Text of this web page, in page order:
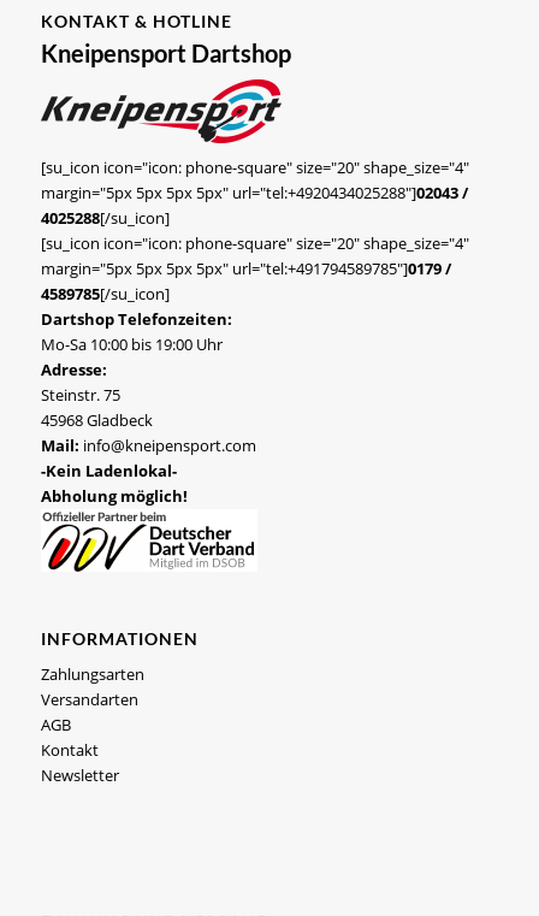
KONTAKT & HOTLINE
Kneipensport Dartshop
[su_icon icon="icon: phone-square" size="20" shape_size="4"
margin="5px 5px 5px 5px" url="tel:+4920434025288"]02043 /
4025288[/su_icon]
[su_icon icon="icon: phone-square" size="20" shape_size="4"
margin="5px 5px 5px 5px" url="tel:+491794589785"]0179 /
4589785[/su_icon]
Dartshop Telefonzeiten:
Mo-Sa 10:00 bis 19:00 Uhr
Adresse:
Steinstr. 75
45968 Gladbeck
Mail: info@kneipensport.com
-Kein Ladenlokal-
Abholung möglich!
INFORMATIONEN
Zahlungsarten
Versandarten
AGB
Kontakt
Newsletter